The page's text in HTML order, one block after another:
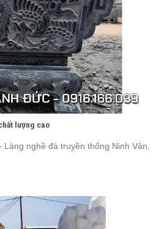
lượng cao
nghề đá truyền thống Ninh Vân,